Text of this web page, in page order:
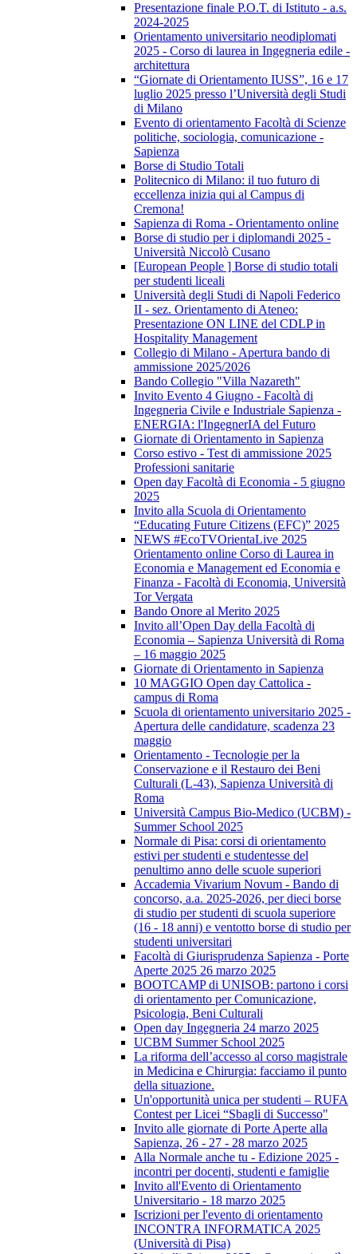
Presentazione finale P.O.T. di Istituto - a.s.
2024-2025
Orientamento universitario neodiplomati
2025 - Corso di laurea in Ingegneria edile -
architettura
“Giornate di Orientamento IUSS”, 16 e 17
luglio 2025 presso l’Università degli Studi
di Milano
Evento di orientamento Facoltà di Scienze
politiche, sociologia, comunicazione -
Sapienza
Borse di Studio Totali
Politecnico di Milano: il tuo futuro di
eccellenza inizia qui al Campus di
Cremona!
Sapienza di Roma - Orientamento online
Borse di studio per i diplomandi 2025 -
Università Niccolò Cusano
[European People ] Borse di studio totali
per studenti liceali
Università degli Studi di Napoli Federico
II - sez. Orientamento di Ateneo:
Presentazione ON LINE del CDLP in
Hospitality Management
Collegio di Milano - Apertura bando di
ammissione 2025/2026
Bando Collegio "Villa Nazareth"
Invito Evento 4 Giugno - Facoltà di
Ingegneria Civile e Industriale Sapienza -
ENERGIA: l'IngegnerIA del Futuro
Giornate di Orientamento in Sapienza
Corso estivo - Test di ammissione 2025
Professioni sanitarie
Open day Facoltà di Economia - 5 giugno
2025
Invito alla Scuola di Orientamento
“Educating Future Citizens (EFC)” 2025
NEWS #EcoTVOrientaLive 2025
Orientamento online Corso di Laurea in
Economia e Management ed Economia e
Finanza - Facoltà di Economia, Università
Tor Vergata
Bando Onore al Merito 2025
Invito all’Open Day della Facoltà di
Economia – Sapienza Università di Roma
– 16 maggio 2025
Giornate di Orientamento in Sapienza
10 MAGGIO Open day Cattolica -
campus di Roma
Scuola di orientamento universitario 2025 -
Apertura delle candidature, scadenza 23
maggio
Orientamento - Tecnologie per la
Conservazione e il Restauro dei Beni
Culturali (L-43), Sapienza Università di
Roma
Università Campus Bio-Medico (UCBM) -
Summer School 2025
Normale di Pisa: corsi di orientamento
estivi per studenti e studentesse del
penultimo anno delle scuole superiori
Accademia Vivarium Novum - Bando di
concorso, a.a. 2025-2026, per dieci borse
di studio per studenti di scuola superiore
(16 - 18 anni) e ventotto borse di studio per
studenti universitari
Facoltà di Giurisprudenza Sapienza - Porte
Aperte 2025 26 marzo 2025
BOOTCAMP di UNISOB: partono i corsi
di orientamento per Comunicazione,
Psicologia, Beni Culturali
Open day Ingegneria 24 marzo 2025
UCBM Summer School 2025
La riforma dell’accesso al corso magistrale
in Medicina e Chirurgia: facciamo il punto
della situazione.
Un'opportunità unica per studenti – RUFA
Contest per Licei “Sbagli di Successo"
Invito alle giornate di Porte Aperte alla
Sapienza, 26 - 27 - 28 marzo 2025
Alla Normale anche tu - Edizione 2025 -
incontri per docenti, studenti e famiglie
Invito all'Evento di Orientamento
Universitario - 18 marzo 2025
Iscrizioni per l'evento di orientamento
INCONTRA INFORMATICA 2025
(Università di Pisa)